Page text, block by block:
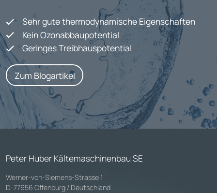
Sehr gute thermodynamische Eigenschaften
Kein Ozonabbaupotential
Geringes Treibhauspotential
Zum Blogartikel
Peter Huber Kältemaschinenbau SE
Werner-von-Siemens-Strasse 1
D-77656 Offenburg / Deutschland